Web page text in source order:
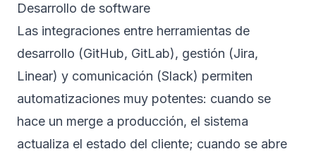
Desarrollo de software
Las integraciones entre herramientas de
desarrollo (GitHub, GitLab), gestión (Jira,
Linear) y comunicación (Slack) permiten
automatizaciones muy potentes: cuando se
hace un merge a producción, el sistema
actualiza el estado del cliente; cuando se abre